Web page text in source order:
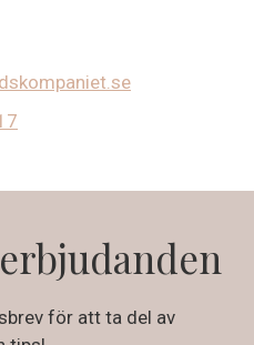
för att ta del av